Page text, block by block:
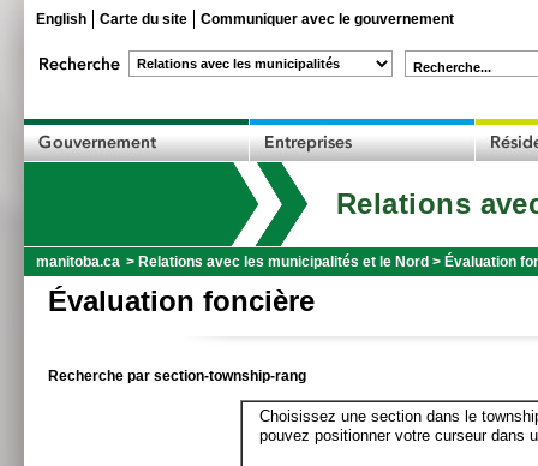
English Carte du site Communiquer avec le gouvernement
Recherche...
Relations
manitoba.ca > Relations avec les municipalités et le Nord > Évaluation
Évaluation foncière
Recherche par section-township-rang
Choisissez une section dans le
pouvez positionner votre curseur dans